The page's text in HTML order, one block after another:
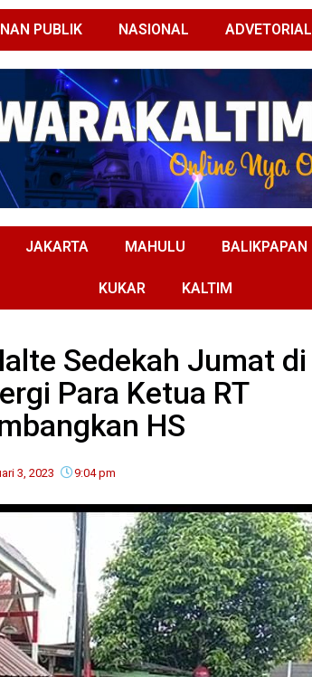
PUBLIK NASIONAL ADVETORIAL
JAKARTA MAHULU BALIKPAPAN
KUKAR KALTIM
Sedekah Jumat di
Para Ketua RT
HS
3, 2023 9:04 pm